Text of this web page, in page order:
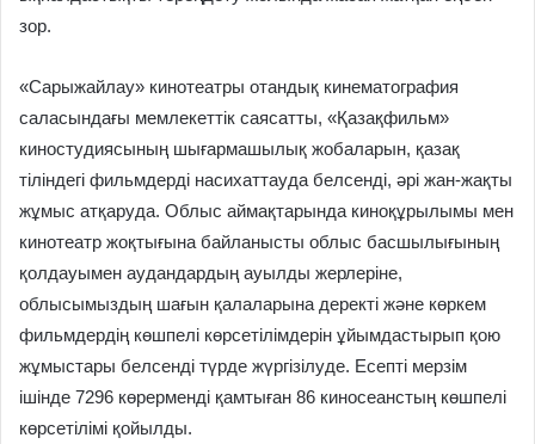
зор.
«Сарыжайлау» кинотеатры отандық кинематография
саласындағы мемлекеттік саясатты, «Қазақфильм»
киностудиясының шығармашылық жобаларын, қазақ
тіліндегі фильмдерді насихаттауда белсенді, әрі жан-жақты
жұмыс атқаруда. Облыс аймақтарында киноқұрылымы мен
кинотеатр жоқтығына байланысты облыс басшылығының
қолдауымен аудандардың ауылды жерлеріне,
облысымыздың шағын қалаларына деректі және көркем
фильмдердің көшпелі көрсетілімдерін ұйымдастырып қою
жұмыстары белсенді түрде жүргізілуде. Есепті мерзім
ішінде 7296 көрерменді қамтыған 86 киносеанстың көшпелі
көрсетілімі қойылды.